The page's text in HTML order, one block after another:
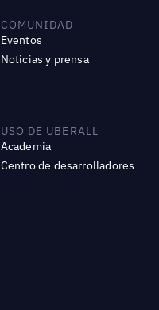
COMUNIDAD
Eventos
Noticias y prensa
USO DE UBERALL
Academia
Centro de desarrolladores